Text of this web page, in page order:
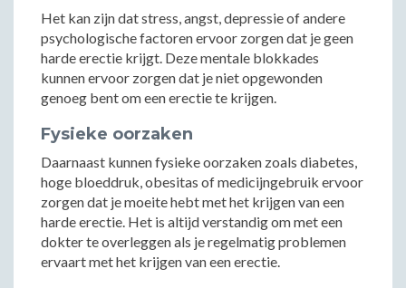
Het kan zijn dat stress, angst, depressie of andere
psychologische factoren ervoor zorgen dat je geen
harde erectie krijgt. Deze mentale blokkades
kunnen ervoor zorgen dat je niet opgewonden
genoeg bent om een erectie te krijgen.
Fysieke oorzaken
Daarnaast kunnen fysieke oorzaken zoals diabetes,
hoge bloeddruk, obesitas of medicijngebruik ervoor
zorgen dat je moeite hebt met het krijgen van een
harde erectie. Het is altijd verstandig om met een
dokter te overleggen als je regelmatig problemen
ervaart met het krijgen van een erectie.